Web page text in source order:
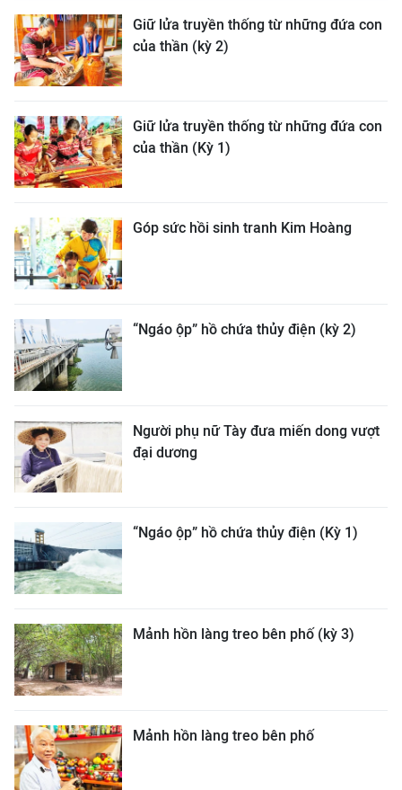
Giữ lửa truyền thống từ những đứa con
của thần (kỳ 2)
Giữ lửa truyền thống từ những đứa con
của thần (Kỳ 1)
Góp sức hồi sinh tranh Kim Hoàng
“Ngáo ộp” hồ chứa thủy điện (kỳ 2)
Người phụ nữ Tày đưa miến dong vượt
đại dương
“Ngáo ộp” hồ chứa thủy điện (Kỳ 1)
Mảnh hồn làng treo bên phố (kỳ 3)
Mảnh hồn làng treo bên phố